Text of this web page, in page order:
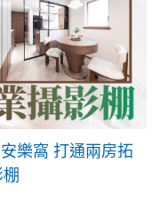
樂窩 打通兩房拓